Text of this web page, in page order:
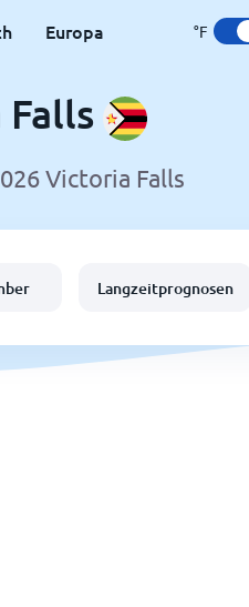
Europa °F
Victoria Falls
Langzeitprognosen